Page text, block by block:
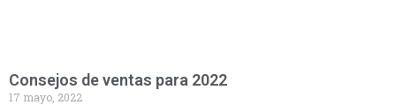
Consejos de ventas para 2022
17 mayo, 2022